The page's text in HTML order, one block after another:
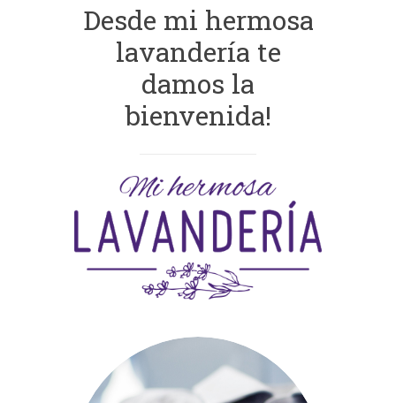
Desde mi hermosa
lavandería te
damos la
bienvenida!